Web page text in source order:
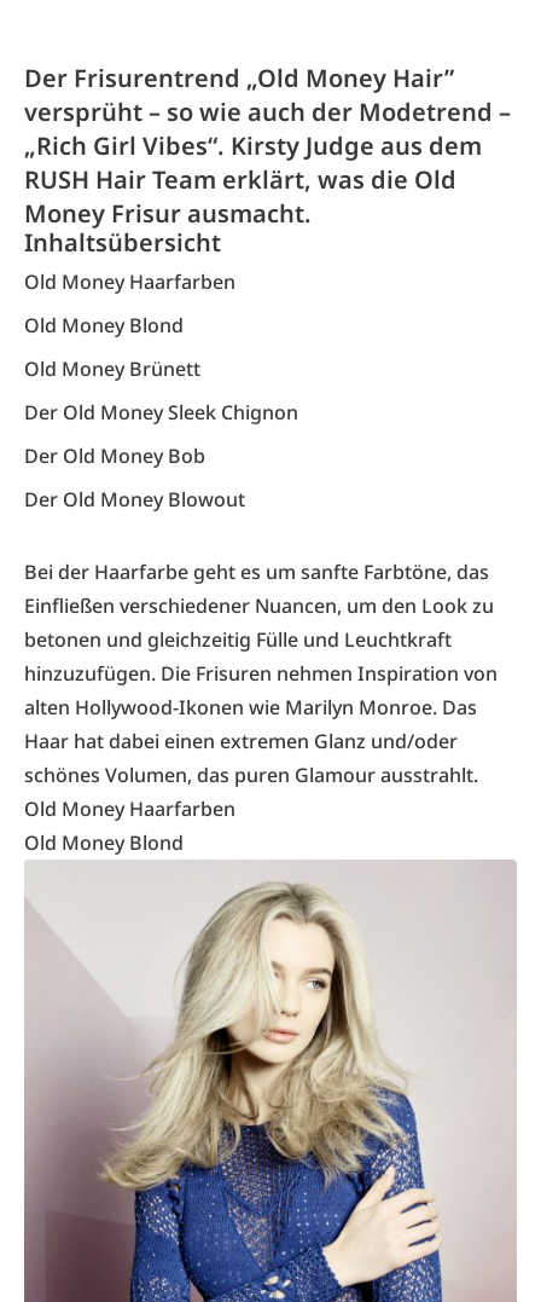
Der Frisurentrend „Old Money Hair”
versprüht – so wie auch der Modetrend –
„Rich Girl Vibes“. Kirsty Judge aus dem
RUSH Hair Team erklärt, was die Old
Money Frisur ausmacht.
Inhaltsübersicht
Old Money Haarfarben
Old Money Blond
Old Money Brünett
Der Old Money Sleek Chignon
Der Old Money Bob
Der Old Money Blowout
Bei der Haarfarbe geht es um sanfte Farbtöne, das
Einfließen verschiedener Nuancen, um den Look zu
betonen und gleichzeitig Fülle und Leuchtkraft
hinzuzufügen. Die Frisuren nehmen Inspiration von
alten Hollywood-Ikonen wie Marilyn Monroe. Das
Haar hat dabei einen extremen Glanz und/oder
schönes Volumen, das puren Glamour ausstrahlt.
Old Money Haarfarben
Old Money Blond